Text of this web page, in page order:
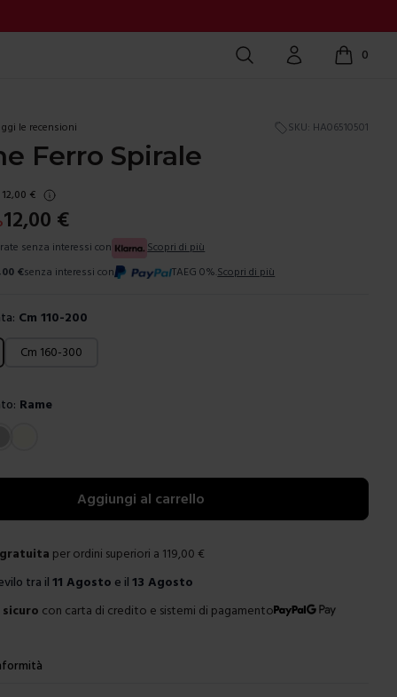
Cerca Account 0
items in
le recensioni SKU: HA06510501
Ferro Spirale
12,00 €
12,00 €
senza interessi con
Scopri di più
€senza interessi con TAEG 0%. Scopri di più
Cm 110-200
Cm 160-300
Rame
Aggiungi al carrello
per ordini superiori a 119,00 €
tra il11 Agosto e il 13 Agosto
con carta di credito e sistemi di pagamento